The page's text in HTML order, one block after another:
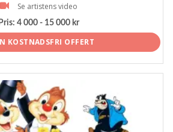
Se artistens video
Pris: 4 000 - 15 000 kr
KOSTNADSFRI OFFERT